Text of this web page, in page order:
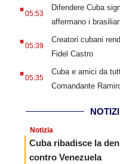
05:53
Difendere Cuba
affermano i
.05:39
Creatori cubani
Fidel Castro
.05:35
Cuba e amici da
Comandante
Notizia
Cuba ribadisce la
contro Venezuela